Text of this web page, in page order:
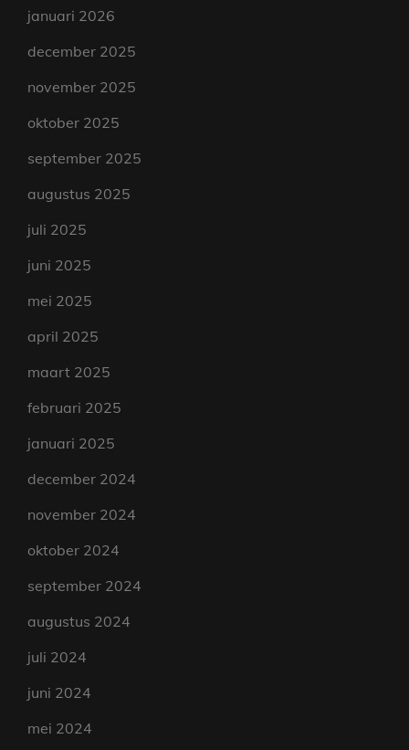
januari 2026
december 2025
november 2025
oktober 2025
september 2025
augustus 2025
juli 2025
juni 2025
mei 2025
april 2025
maart 2025
februari 2025
januari 2025
december 2024
november 2024
oktober 2024
september 2024
augustus 2024
juli 2024
juni 2024
mei 2024